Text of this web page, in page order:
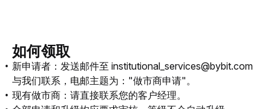
如何领取
新申请者：发送邮件至 institutional_services@bybit.com
与我们联系， 电邮主题为："做市商申请"。
现有做市商：请直接联系您的客户经理。